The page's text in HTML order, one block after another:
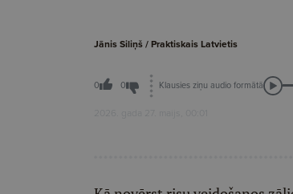
Jānis Siliņš / Praktiskais Latvietis
0 0 Klausies ziņu audio formātā
2026. gada 27. maijs, 00:01